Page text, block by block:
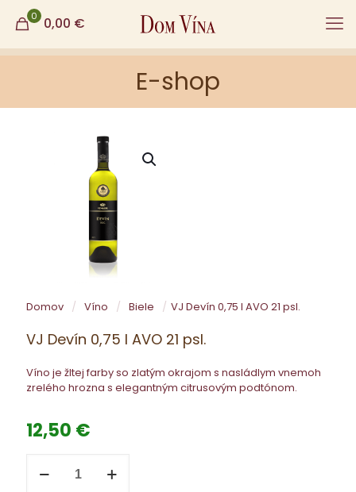
0 0,00 €
E-shop
Domov / Víno / Biele / VJ Devín 0,75 l AVO 21 psl.
VJ Devín 0,75 l AVO 21 psl.
Víno je žltej farby so zlatým okrajom s nasládlym vnemoh
zrelého hrozna s elegantným citrusovým podtónom.
12,50 €